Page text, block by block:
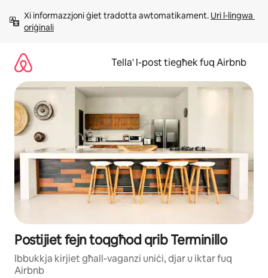
għall-
kontenut
Xi informazzjoni ġiet tradotta awtomatikament. Uri l-lingwa
oriġinali
Tella' l-post tiegħek fuq Airbnb
Postijiet fejn toqgħod qrib Terminillo
Ibbukkja kirjiet għall-vaganzi uniċi, djar u iktar fuq
Airbnb